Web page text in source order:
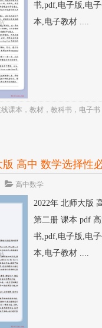
书,pdf,电子版,电
本,电子教材 ....
课本 ，教材 ，教科书 ， 电子书
版 高中 数学选择性
高中数学
2022年 北师大版
第二册 课本 pdf
书,pdf,电子版,电
本,电子教材 ....